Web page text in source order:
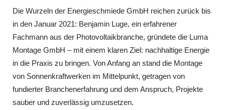
Die Wurzeln der Energieschmiede GmbH reichen zurück bis
in den Januar 2021: Benjamin Luge, ein erfahrener
Fachmann aus der Photovoltaikbranche, gründete die Luma
Montage GmbH – mit einem klaren Ziel: nachhaltige Energie
in die Praxis zu bringen. Von Anfang an stand die Montage
von Sonnenkraftwerken im Mittelpunkt, getragen von
fundierter Branchenerfahrung und dem Anspruch, Projekte
sauber und zuverlässig umzusetzen.